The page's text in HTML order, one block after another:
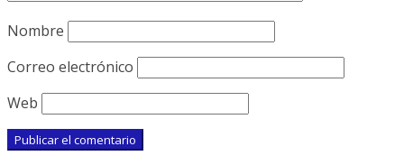
Nombre
Correo electrónico
Web